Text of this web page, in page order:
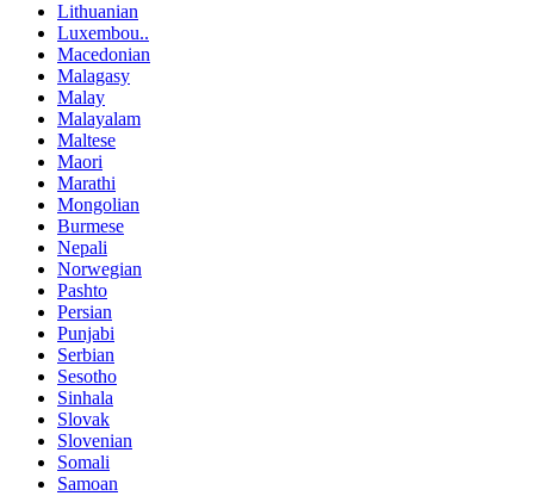
Lithuanian
Luxembou..
Macedonian
Malagasy
Malay
Malayalam
Maltese
Maori
Marathi
Mongolian
Burmese
Nepali
Norwegian
Pashto
Persian
Punjabi
Serbian
Sesotho
Sinhala
Slovak
Slovenian
Somali
Samoan